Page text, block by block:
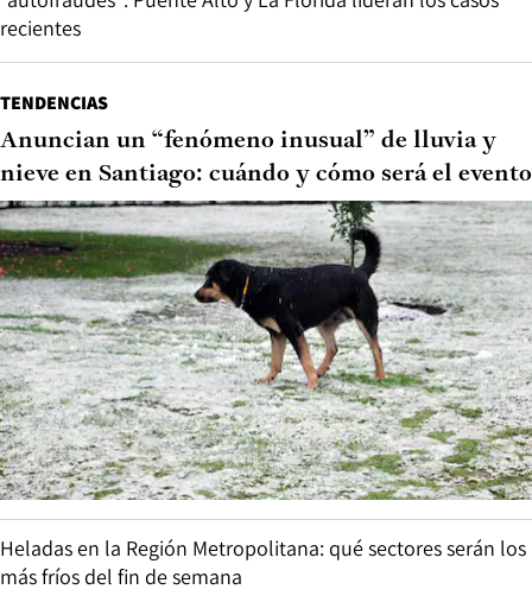
recientes
TENDENCIAS
Anuncian un “fenómeno inusual” de lluvia y
nieve en Santiago: cuándo y cómo será el evento
Heladas en la Región Metropolitana: qué sectores serán los
más fríos del fin de semana